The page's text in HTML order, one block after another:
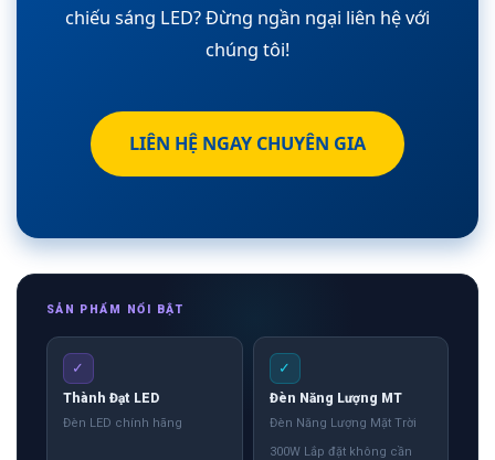
chiếu sáng LED? Đừng ngần ngại liên hệ với
chúng tôi!
LIÊN HỆ NGAY CHUYÊN GIA
SẢN PHẨM NỔI BẬT
✓
Thành Đạt LED
Đèn LED chính hãng
✓
Đèn Năng Lượng MT
Đèn Năng Lượng Mặt Trời
300W Lắp đặt không cần